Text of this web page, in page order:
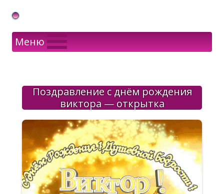
Gif Открытки в подарок
Меню
Поздравление с днём рождения
виктора — открытка